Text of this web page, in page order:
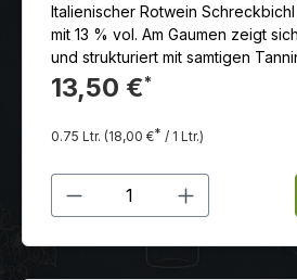
Italienischer Rotwein
mit 13 % vol. Am Gaumen zeigt
und strukturiert mit samtigen
frischen Säure. Aromen von
Pflaumen und Gewürzen
Der Nachhall ist lang und anhaltend.
13,50 €*
0.75 Ltr. (18,00 €* / 1 Ltr.)
Produkt Anzahl: